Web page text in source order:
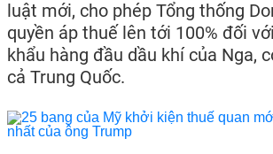
luật mới, cho phép Tổng thống
quyền áp thuế lên tới 100% đối
khẩu hàng đầu dầu khí của Nga,
cả Trung Quốc.